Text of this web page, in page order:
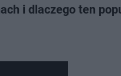
i dlaczego ten